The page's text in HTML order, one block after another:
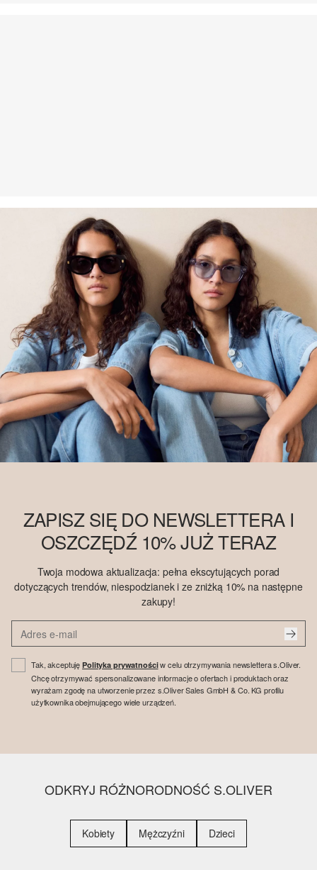
ZAPISZ SIĘ DO NEWSLETTERA I
OSZCZĘDŹ 10% JUŻ TERAZ
Twoja modowa aktualizacja: pełna ekscytujących porad
dotyczących trendów, niespodzianek i ze zniżką 10% na następne
zakupy!
Tak, akceptujęPolityka prywatnościw celu otrzymywania newslettera s.Oliver.
Chcę otrzymywać spersonalizowane informacje o ofertach i produktach oraz
wyrażam zgodę na utworzenie przez s.Oliver Sales GmbH & Co. KG profilu
użytkownika obejmującego wiele urządzeń.
ODKRYJ RÓŻNORODNOŚĆ S.OLIVER
Kobiety Mężczyźni Dzieci